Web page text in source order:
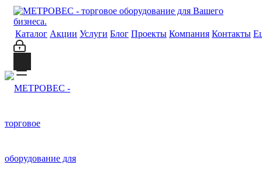
Каталог Акции Услуги Блог Проекты Компания Контакты